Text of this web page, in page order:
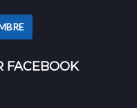
FACEBOOK